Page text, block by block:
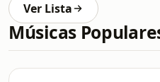
Ver Lista
Músicas